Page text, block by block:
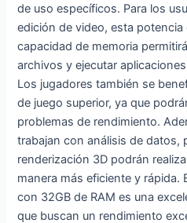
de uso específicos. Para los
edición de video, esta
capacidad de memoria
archivos y ejecutar
Los jugadores también se
de juego superior, ya que
problemas de rendimiento.
trabajan con análisis de datos,
renderización 3D podrán
manera más eficiente y rápida.
con 32GB de RAM es una
que buscan un rendimiento